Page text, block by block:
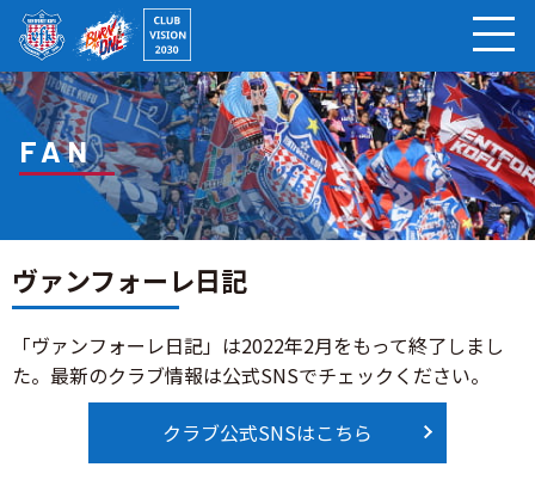
FAN
ヴァンフォーレ日記
「ヴァンフォーレ日記」は2022年2月をもって終了しまし
た。最新のクラブ情報は公式SNSでチェックください。
クラブ公式SNSはこちら